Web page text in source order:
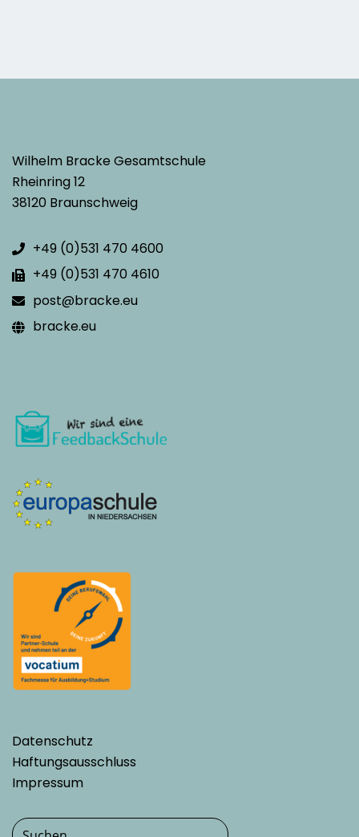
Wilhelm Bracke Gesamtschule
Rheinring 12
38120 Braunschweig
+49 (0)531 470 4600
+49 (0)531 470 4610
post@bracke.eu
bracke.eu
Datenschutz
Haftungsausschluss
Impressum